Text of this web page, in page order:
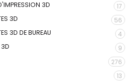
3D
17
3D
56
3D DE BUREAU
4
3D
9
276
13